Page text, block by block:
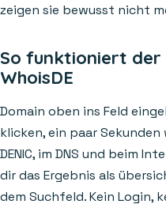
zeigen sie bewusst nicht
So funktioniert der
WhoisDE
Domain oben ins Feld
klicken, ein paar
DENIC, im DNS und beim
dir das Ergebnis als
dem Suchfeld. Kein Login,